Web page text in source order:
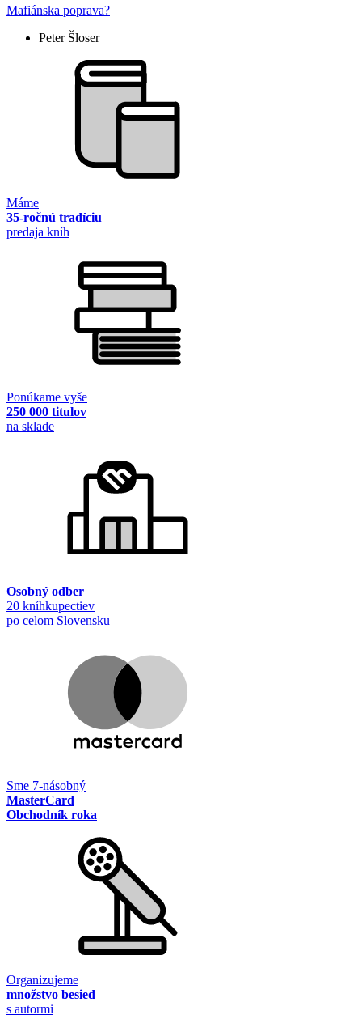
Mafiánska poprava?
Peter Šloser
Máme
35-ročnú tradíciu
predaja kníh
Ponúkame vyše
250 000 titulov
na sklade
Osobný odber
20 kníhkupectiev
po celom Slovensku
Sme 7-násobný
MasterCard
Obchodník roka
Organizujeme
množstvo besied
s autormi